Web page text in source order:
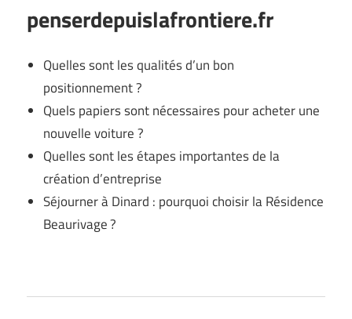
penserdepuislafrontiere.fr
Quelles sont les qualités d’un bon
positionnement ?
Quels papiers sont nécessaires pour acheter une
nouvelle voiture ?
Quelles sont les étapes importantes de la
création d’entreprise
Séjourner à Dinard : pourquoi choisir la Résidence
Beaurivage ?